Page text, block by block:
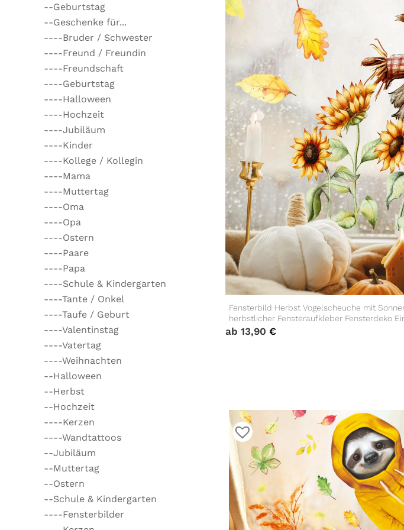
--Geburtstag
--Geschenke für...
----Bruder / Schwester
----Freund / Freundin
----Freundschaft
----Geburtstag
----Halloween
----Hochzeit
----Jubiläum
----Kinder
----Kollege / Kollegin
----Mama
----Muttertag
----Oma
----Opa
----Ostern
----Paare
----Papa
----Schule & Kindergarten
----Tante / Onkel
----Taufe / Geburt
----Valentinstag
----Vatertag
----Weihnachten
--Halloween
--Herbst
--Hochzeit
----Kerzen
----Wandtattoos
--Jubiläum
--Muttertag
--Ostern
--Schule & Kindergarten
----Fensterbilder
Fensterbild Herbst Vogelscheuche mit
herbstlicher Fensteraufkleber Fensterdeko
ab 13,90 €